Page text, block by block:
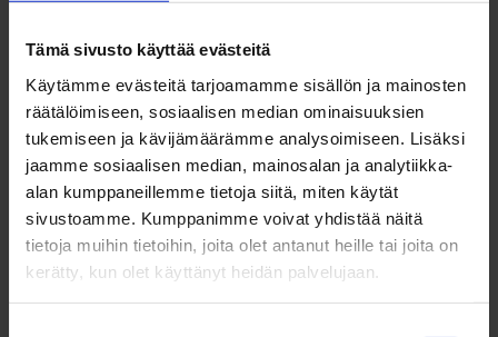
Tämä sivusto käyttää evästeitä
Käytämme evästeitä tarjoamamme sisällön ja mainosten
räätälöimiseen, sosiaalisen median ominaisuuksien
tukemiseen ja kävijämäärämme analysoimiseen. Lisäksi
jaamme sosiaalisen median, mainosalan ja analytiikka-
alan kumppaneillemme tietoja siitä, miten käytät
sivustoamme. Kumppanimme voivat yhdistää näitä
tietoja muihin tietoihin, joita olet antanut heille tai joita on
kerätty, kun olet käyttänyt heidän palvelujaan.
tammikuu 2023
marraskuu 2022
lokakuu 2022
syyskuu 2022
elokuu 2022
heinäkuu 2022
kesäkuu 2022
toukokuu 2022